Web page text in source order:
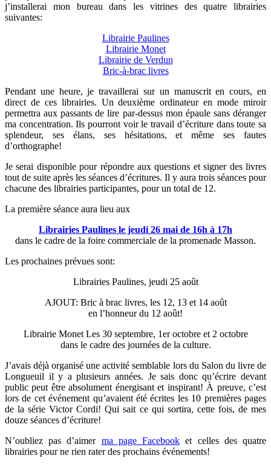
j’installerai mon bureau dans les vitrines des quatre librairies
suivantes:
Librairie Paulines
Librairie Monet
Librairie de Verdun
Bric-à-brac livres
Pendant une heure, je travaillerai sur un manuscrit en cours, en
direct de ces librairies. Un deuxième ordinateur en mode miroir
permettra aux passants de lire par-dessus mon épaule sans déranger
ma concentration. Ils pourront voir le travail d’écriture dans toute sa
splendeur, ses élans, ses hésitations, et même ses fautes
d’orthographe!
Je serai disponible pour répondre aux questions et signer des livres
tout de suite après les séances d’écritures. Il y aura trois séances pour
chacune des librairies participantes, pour un total de 12.
La première séance aura lieu aux
Librairies Paulines le jeudi 26 mai de 16h à 17h
dans le cadre de la foire commerciale de la promenade Masson.
Les prochaines prévues sont:
Librairies Paulines, jeudi 25 août
AJOUT: Bric à brac livres, les 12, 13 et 14 août
en l’honneur du 12 août!
Librairie Monet Les 30 septembre, 1er octobre et 2 octobre
dans le cadre des journées de la culture.
J’avais déjà organisé une activité semblable lors du Salon du livre de
Longueuil il y a plusieurs années. Je sais donc qu’écrire devant
public peut être absolument énergisant et inspirant! À preuve, c’est
lors de cet événement qu’avaient été écrites les 10 premières pages
de la série Victor Cordi! Qui sait ce qui sortira, cette fois, de mes
douze séances d’écriture!
N’oubliez pas d’aimer ma page Facebook et celles des quatre
librairies pour ne rien rater des prochains événements!